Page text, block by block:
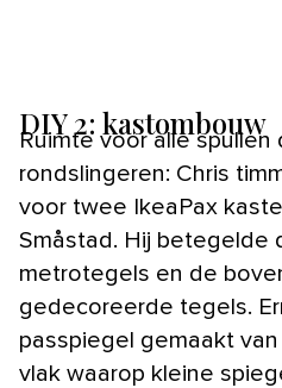
DIY 2: kastombouw
Ruimte voor alle spullen
rondslingeren: Chris
voor twee IkeaPax
Småstad. Hij betegelde
metrotegels en de
gedecoreerde tegels.
passpiegel gemaakt
vlak waarop kleine